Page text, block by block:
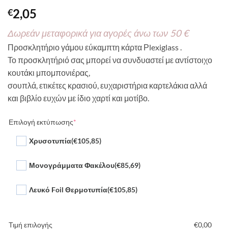
€2,05
Δωρεάν μεταφορικά για αγορές άνω των 50 €
Προσκλητήριο γάμου εύκαμπτη κάρτα Ρlexiglass .
Το προσκλητήριό σας μπορεί να συνδυαστεί με αντίστοιχο
κουτάκι μπομπονιέρας,
σουπλά, ετικέτες κρασιού, ευχαριστήρια καρτελάκια αλλά
και βιβλίο ευχών με ίδιο χαρτί και μοτίβο.
Επιλογή εκτύπωσης*
Χρυσοτυπία(€105,85)
Μονογράμματα Φακέλου(€85,69)
Λευκό Foil Θερμοτυπία(€105,85)
Τιμή επιλογής €0,00